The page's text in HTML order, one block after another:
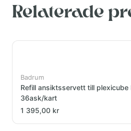
Relaterade
Badrum
Refill ansiktsservett till plexicube
36ask/kart
1 395,00 kr